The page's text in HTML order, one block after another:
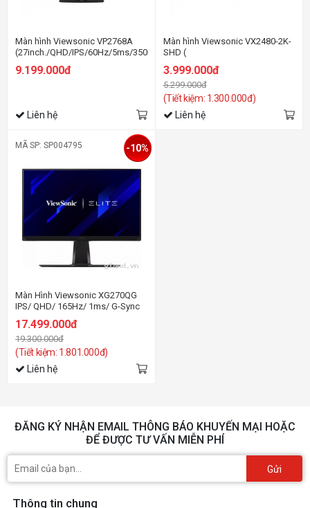
Màn hình Viewsonic VP2768A
(27inch./QHD/IPS/60Hz/5ms/350nits/HDMI+DP+USBC+USB+Audio+LAN)
9.199.000đ
Liên hệ
Màn hình Viewsonic VX2480-2K-
SHD (
3.999.000đ
5.299.000đ
(Tiết kiệm: 1.300.000đ)
Liên hệ
MÃ SP: SP004795
Màn Hình Viewsonic XG270QG
IPS/ QHD/ 165Hz/ 1ms/ G-Sync
17.499.000đ
19.300.000đ
(Tiết kiệm: 1.801.000đ)
-10%
Liên hệ
ĐĂNG KÝ NHẬN EMAIL THÔNG BÁO KHUYẾN MẠI HOẶC
ĐỂ ĐƯỢC TƯ VẤN MIỄN PHÍ
Gửi
Thông tin chung